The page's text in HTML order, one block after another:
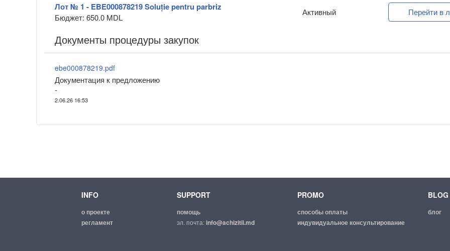
Лот № 1 - EBE000878219 Soluție pentru parbriz
Бюджет: 650.0 MDL
Активный Перейти в
Документы процедуры закупок
ebe000878219.pdf
Документация к предложению
-
2.06.26 16:53
INFO
о проекте
регламент
SUPPORT
помощь
эл. почта:info@achizitii.md
PROMO
способы оплаты
индувидуальное консультирование
BLOG
блог